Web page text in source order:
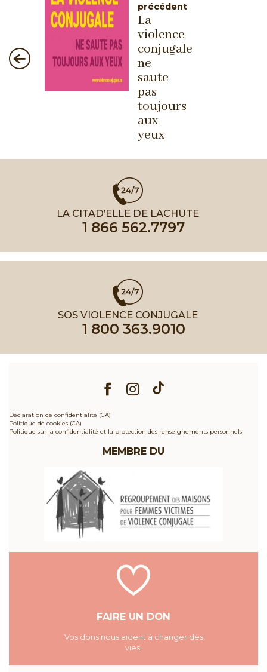
précédent
La
violence
conjugale
ne
saute
pas
toujours
aux
yeux
LA CITAD’ELLE DE LACHUTE
1 866 562.7797
SOS VIOLENCE CONJUGALE
1 800 363.9010
Déclaration de confidentialité (CA)
Politique de cookies (CA)
Politique sur la confidentialité et la protection des renseignements personnels
MEMBRE DU
FAIRE UN DON
Vos dons nous aident à changer des
vies.